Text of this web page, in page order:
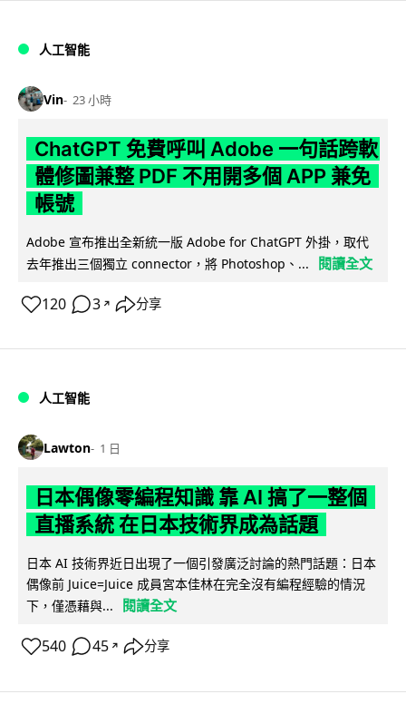
人工智能
Vin 23 小時
ChatGPT 免費呼叫 Adobe 一句話跨軟
體修圖兼整 PDF 不用開多個 APP 兼免
帳號
Adobe 宣布推出全新統一版 Adobe for ChatGPT 外掛，取代
去年推出三個獨立 connector，將 Photoshop、...
閱讀全文
120 3 ↗ 分享
人工智能
Lawton 1 日
日本偶像零編程知識 靠 AI 搞了一整個
直播系統 在日本技術界成為話題
日本 AI 技術界近日出現了一個引發廣泛討論的熱門話題：日本
偶像前 Juice=Juice 成員宮本佳林在完全沒有編程經驗的情況
下，僅憑藉與...
閱讀全文
540 45 ↗ 分享